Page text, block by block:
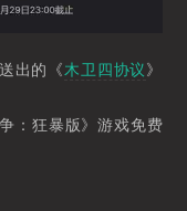
出的《木卫四协议》
：狂暴版》游戏免费